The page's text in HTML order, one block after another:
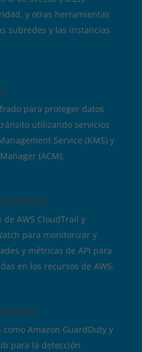
y otras herramientas
subredes y las instancias
para proteger datos
utilizando servicios
Service (KMS) y
(ACM).
Auditoría
AWS CloudTrail y
para monitorizar y
y métricas de API para
en los recursos de AWS.
como Amazon GuardDuty y
para la detección